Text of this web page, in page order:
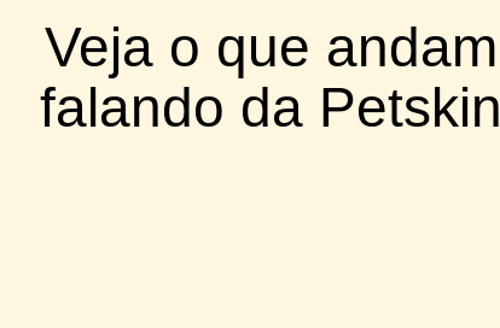
Veja o que andam
falando da Petskin